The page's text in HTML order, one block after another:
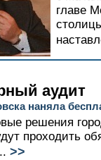
главе
аудит
наняла
решения
проходить
>>